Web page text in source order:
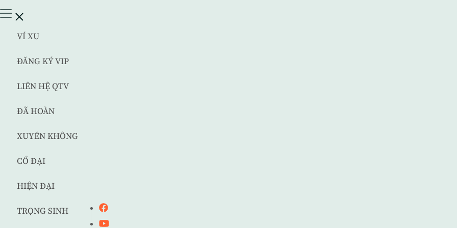
VÍ XU
ĐĂNG KÝ VIP
LIÊN HỆ QTV
ĐÃ HOÀN
XUYÊN KHÔNG
CỔ ĐẠI
HIỆN ĐẠI
TRỌNG SINH